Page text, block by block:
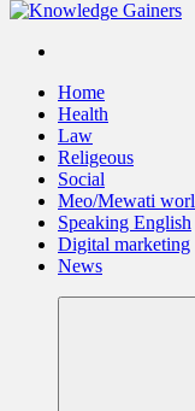
Read & Spread
Home
Health
Law
Religeous
Social
Meo/Mewati
Speaking English
Digital marketing
News